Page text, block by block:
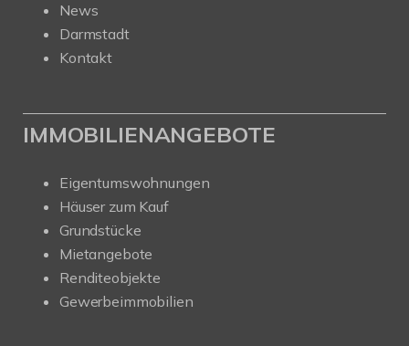
News
Darmstadt
Kontakt
IMMOBILIENANGEBOTE
Eigentumswohnungen
Häuser zum Kauf
Grundstücke
Mietangebote
Renditeobjekte
Gewerbeimmobilien